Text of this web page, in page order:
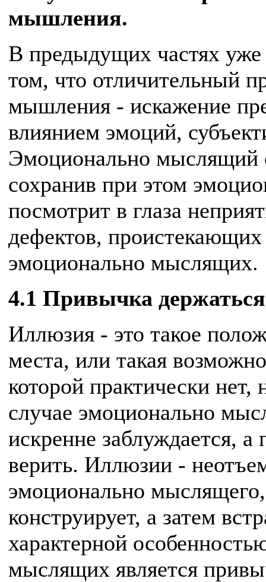
мышления.
В предыдущих частях уже
том, что отличительный
мышления - искажение
влиянием эмоций,
Эмоционально мыслящий
сохранив при этом
посмотрит в глаза
дефектов,
эмоционально мыслящих.
4.1 Привычка
Иллюзия - это такое
места, или такая
которой практически нет,
случае эмоционально
искренне заблуждается, а
верить. Иллюзии -
эмоционально
конструирует, а затем
характерной
мыслящих является